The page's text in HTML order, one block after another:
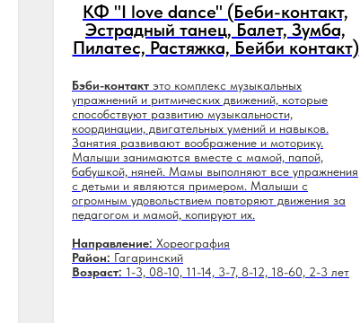
КФ "I love dance" (Беби-контакт,
Эстрадный танец, Балет, Зумба,
Пилатес, Растяжка, Бейби контакт)
Бэби-контакт это комплекс музыкальных
упражнений и ритмических движений, которые
способствуют развитию музыкальности,
координации, двигательных умений и навыков.
Занятия развивают воображение и моторику.
Малыши занимаются вместе с мамой, папой,
бабушкой, няней. Мамы выполняют все упражнения
с детьми и являются примером. Малыши с
огромным удовольствием повторяют движения за
педагогом и мамой, копируют их.
Направление: Хореография
Район: Гагаринский
Возраст: 1-3, 08-10, 11-14, 3-7, 8-12, 18-60, 2-3 лет